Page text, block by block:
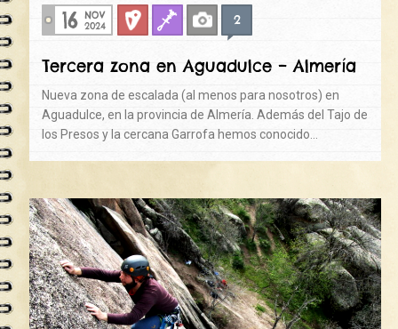
DeportivaFisurasFotos
16 NOV
2024 2
Tercera zona en Aguadulce – Almería
Nueva zona de escalada (al menos para nosotros) en
Aguadulce, en la provincia de Almería. Además del Tajo de
los Presos y la cercana Garrofa hemos conocido…